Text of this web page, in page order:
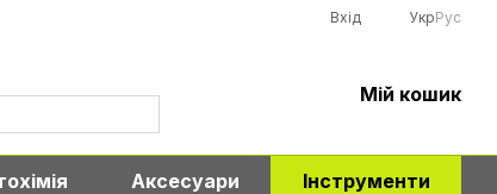
Вхід УкрРус
Мій кошик
Аксесуари Інструменти